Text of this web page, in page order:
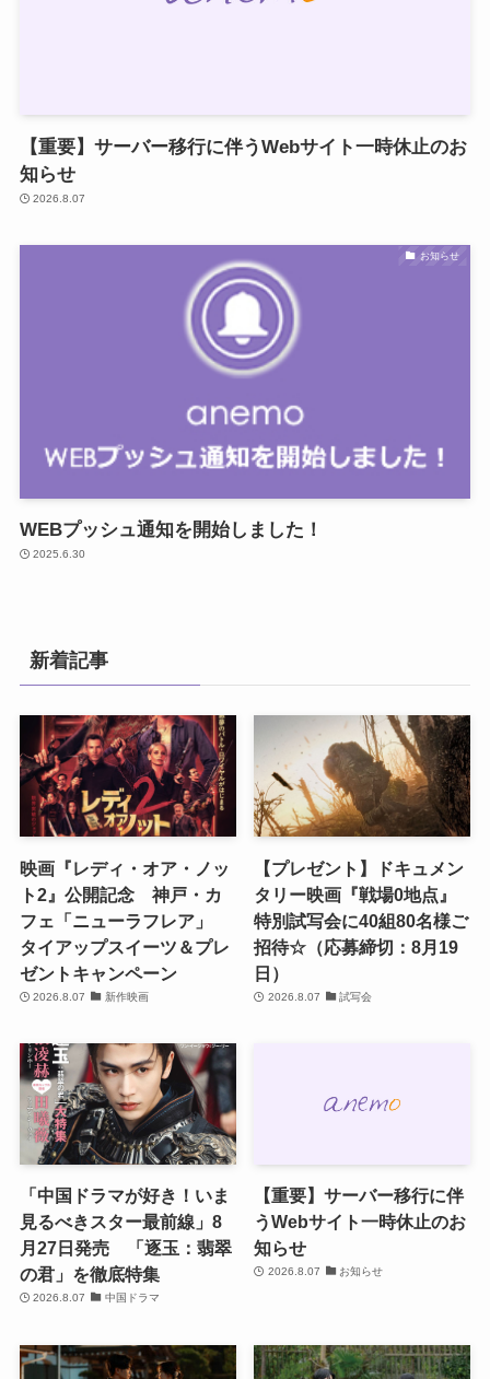
【重要】サーバー移行に伴うWebサイト一時休止のお
知らせ
2026.8.07
お知らせ
WEBプッシュ通知を開始しました！
2025.6.30
新着記事
映画『レディ・オア・ノッ
ト2』公開記念 神戸・カ
フェ「ニューラフレア」
タイアップスイーツ＆プレ
ゼントキャンペーン
2026.8.07 新作映画
【プレゼント】ドキュメン
タリー映画『戦場0地点』
特別試写会に40組80名様ご
招待☆（応募締切：8月19
日）
2026.8.07 試写会
「中国ドラマが好き！いま
見るべきスター最前線」8
月27日発売 「逐玉：翡翠
の君」を徹底特集
2026.8.07 中国ドラマ
【重要】サーバー移行に伴
うWebサイト一時休止のお
知らせ
2026.8.07 お知らせ